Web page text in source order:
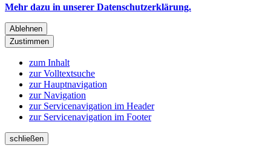
Mehr dazu in unserer Datenschutzerklärung.
Ablehnen
Zustimmen
zum Inhalt
zur Volltextsuche
zur Hauptnavigation
zur Navigation
zur Servicenavigation im Header
zur Servicenavigation im Footer
schließen